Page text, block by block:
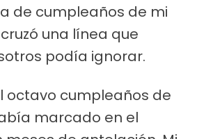
de cumpleaños de mi
una línea que
podía ignorar.
octavo cumpleaños de
marcado en el